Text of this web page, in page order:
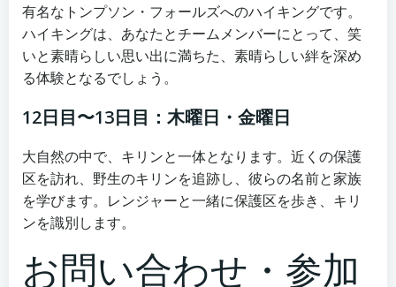
有名なトンプソン・フォールズへのハイキングです。
ハイキングは、あなたとチームメンバーにとって、笑
いと素晴らしい思い出に満ちた、素晴らしい絆を深め
る体験となるでしょう。
12日目〜13日目：木曜日・金曜日
大自然の中で、キリンと一体となります。近くの保護
区を訪れ、野生のキリンを追跡し、彼らの名前と家族
を学びます。レンジャーと一緒に保護区を歩き、キリ
ンを識別します。
お問い合わせ・参加